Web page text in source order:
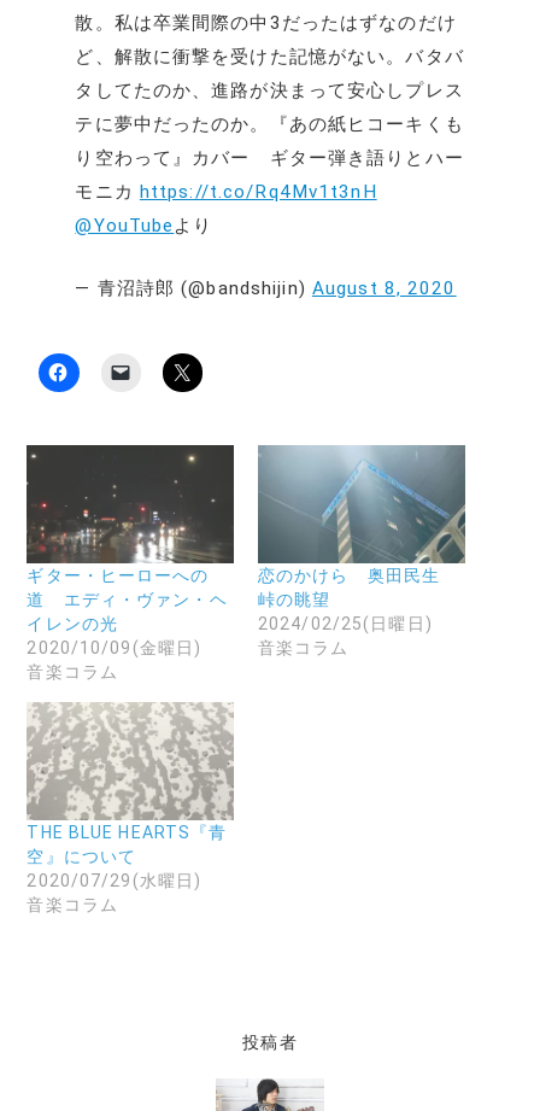
散。私は卒業間際の中3だったはずなのだけ
ど、解散に衝撃を受けた記憶がない。バタバ
タしてたのか、進路が決まって安心しプレス
テに夢中だったのか。『あの紙ヒコーキくも
り空わって』カバー ギター弾き語りとハー
モニカ https://t.co/Rq4Mv1t3nH
@YouTube より
— 青沼詩郎 (@bandshijin) August 8, 2020
F
a
o
で
共
有
す
る
に
は
ク
リ
ッ
ク
し
て
く
だ
さ
い
(
新
し
い
ウ
ィ
ン
ド
ウ
で
開
て
メ
ー
ル
で
リ
ン
ク
送
信
し
い
ウ
ィ
ン
ド
ウ
で
開
き
ま
す
)
ク
リ
て
X
新
し
い
ウ
ィ
ド
ウ
き
ま
す
)
ギター・ヒーローへの
道 エディ・ヴァン・ヘ
イレンの光
2020/10/09(金曜日)
音楽コラム
恋のかけら 奥田民生
峠の眺望
2024/02/25(日曜日)
音楽コラム
THE BLUE HEARTS『青
空』について
2020/07/29(水曜日)
音楽コラム
投稿者